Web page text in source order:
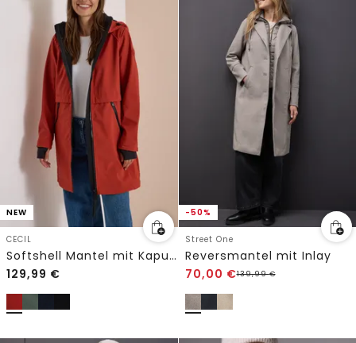
NEW
CECIL
Softshell Mantel mit Kapuze
129,99 €
-50%
Street One
Reversmantel mit Inlay
70,00 €139,99€